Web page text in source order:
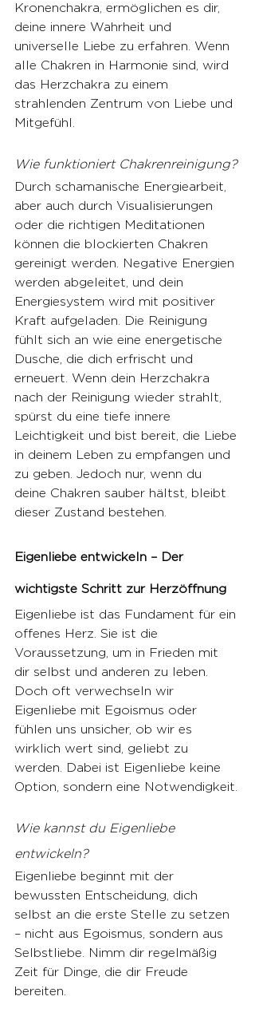
Kronenchakra, ermöglichen es dir,
deine innere Wahrheit und
universelle Liebe zu erfahren. Wenn
alle Chakren in Harmonie sind, wird
das Herzchakra zu einem
strahlenden Zentrum von Liebe und
Mitgefühl.
Wie funktioniert Chakrenreinigung?
Durch schamanische Energiearbeit,
aber auch durch Visualisierungen
oder die richtigen Meditationen
können die blockierten Chakren
gereinigt werden. Negative Energien
werden abgeleitet, und dein
Energiesystem wird mit positiver
Kraft aufgeladen. Die Reinigung
fühlt sich an wie eine energetische
Dusche, die dich erfrischt und
erneuert. Wenn dein Herzchakra
nach der Reinigung wieder strahlt,
spürst du eine tiefe innere
Leichtigkeit und bist bereit, die Liebe
in deinem Leben zu empfangen und
zu geben. Jedoch nur, wenn du
deine Chakren sauber hältst, bleibt
dieser Zustand bestehen.
Eigenliebe entwickeln – Der
wichtigste Schritt zur Herzöffnung
Eigenliebe ist das Fundament für ein
offenes Herz. Sie ist die
Voraussetzung, um in Frieden mit
dir selbst und anderen zu leben.
Doch oft verwechseln wir
Eigenliebe mit Egoismus oder
fühlen uns unsicher, ob wir es
wirklich wert sind, geliebt zu
werden. Dabei ist Eigenliebe keine
Option, sondern eine Notwendigkeit.
Wie kannst du Eigenliebe
entwickeln?
Eigenliebe beginnt mit der
bewussten Entscheidung, dich
selbst an die erste Stelle zu setzen
– nicht aus Egoismus, sondern aus
Selbstliebe. Nimm dir regelmäßig
Zeit für Dinge, die dir Freude
bereiten.